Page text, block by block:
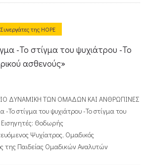
της HOPE
-Το στίγμα του ψυχιάτρου -Το
ασθενούς»
ΔΥΝΑΜΙΚΗ ΤΩΝ ΟΜΑΔΩΝ ΚΑΙ ΑΝΘΡΩΠΙΝΕΣ
-Το στίγμα του ψυχιάτρου -Το στίγμα του
Εισηγητές: Θοδωρής
Ψυχίατρος, Ομαδικός
της Παιδείας Ομαδικών Αναλυτών